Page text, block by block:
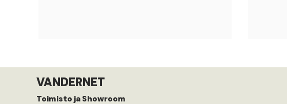
VANDERNET
Toimisto ja Showroom